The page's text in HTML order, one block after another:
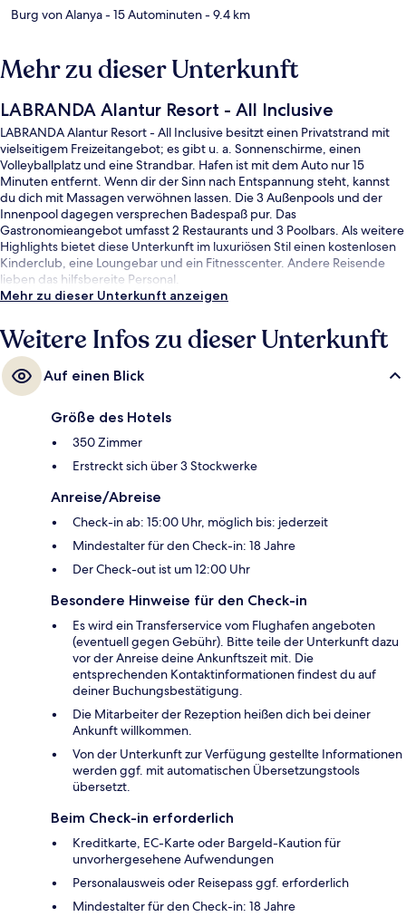
Burg von Alanya- 15 Autominuten- 9.4 km
Mehr zu dieser Unterkunft
LABRANDA Alantur Resort - All Inclusive
LABRANDA Alantur Resort - All Inclusive besitzt einen Privatstrand mit
vielseitigem Freizeitangebot; es gibt u. a. Sonnenschirme, einen
Volleyballplatz und eine Strandbar. Hafen ist mit dem Auto nur 15
Minuten entfernt. Wenn dir der Sinn nach Entspannung steht, kannst
du dich mit Massagen verwöhnen lassen. Die 3 Außenpools und der
Innenpool dagegen versprechen Badespaß pur. Das
Gastronomieangebot umfasst 2 Restaurants und 3 Poolbars. Als weitere
Highlights bietet diese Unterkunft im luxuriösen Stil einen kostenlosen
Kinderclub, eine Loungebar und ein Fitnesscenter. Andere Reisende
lieben das hilfsbereite Personal.
Mehr zu dieser Unterkunft anzeigen
Weitere Infos zu dieser Unterkunft
Auf einen Blick
Größe des Hotels
350 Zimmer
Erstreckt sich über 3 Stockwerke
Anreise/Abreise
Check-in ab: 15:00 Uhr, möglich bis: jederzeit
Mindestalter für den Check-in: 18 Jahre
Der Check-out ist um 12:00 Uhr
Besondere Hinweise für den Check-in
Es wird ein Transferservice vom Flughafen angeboten
(eventuell gegen Gebühr). Bitte teile der Unterkunft dazu
vor der Anreise deine Ankunftszeit mit. Die
entsprechenden Kontaktinformationen findest du auf
deiner Buchungsbestätigung.
Die Mitarbeiter der Rezeption heißen dich bei deiner
Ankunft willkommen.
Von der Unterkunft zur Verfügung gestellte Informationen
werden ggf. mit automatischen Übersetzungstools
übersetzt.
Beim Check-in erforderlich
Kreditkarte, EC-Karte oder Bargeld-Kaution für
unvorhergesehene Aufwendungen
Personalausweis oder Reisepass ggf. erforderlich
Mindestalter für den Check-in: 18 Jahre